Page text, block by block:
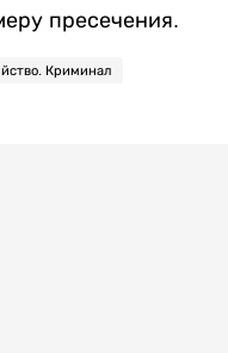
пресечения.
Криминал